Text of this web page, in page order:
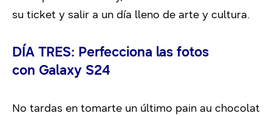
su ticket y salir a un día lleno de arte y cultura.
DÍA TRES: Perfecciona las fotos
con Galaxy S24
No tardas en tomarte un último pain au chocolat